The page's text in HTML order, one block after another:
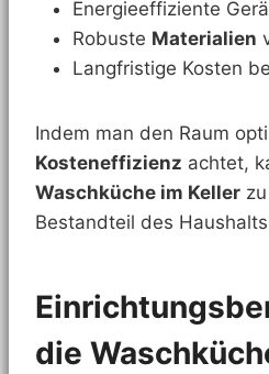
Energieeffiziente
Robuste Materialien
Langfristige Kosten
Indem man den Raum
Kosteneffizienz achtet,
Waschküche im Keller
Bestandteil des
die